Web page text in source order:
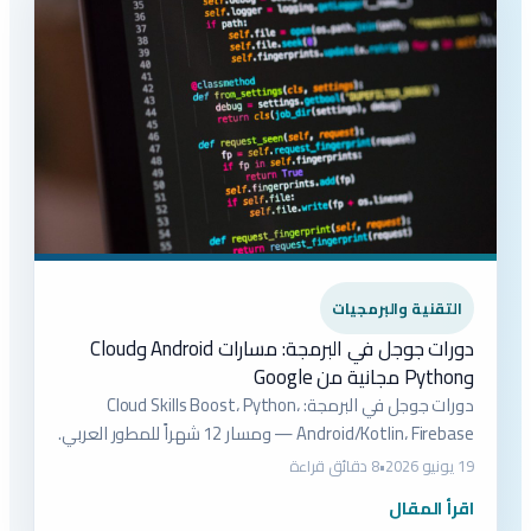
التقنية والبرمجيات
دورات جوجل في البرمجة: مسارات Android وCloud
وPython مجانية من Google
دورات جوجل في البرمجة: Cloud Skills Boost، Python،
Android/Kotlin، Firebase — ومسار 12 شهراً للمطور العربي.
19 يونيو 2026 •8 دقائق قراءة
اقرأ المقال